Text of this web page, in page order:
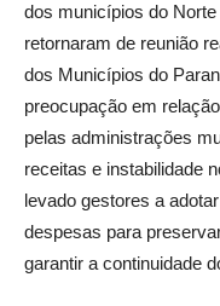
dos municípios do
retornaram de reunião
dos Municípios do
preocupação em
pelas administrações
receitas e instabilidade
levado gestores a
despesas para
garantir a continuidade